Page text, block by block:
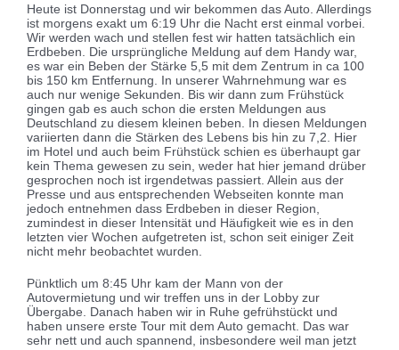
Heute ist Donnerstag und wir bekommen das Auto. Allerdings
ist morgens exakt um 6:19 Uhr die Nacht erst einmal vorbei.
Wir werden wach und stellen fest wir hatten tatsächlich ein
Erdbeben. Die ursprüngliche Meldung auf dem Handy war,
es war ein Beben der Stärke 5,5 mit dem Zentrum in ca 100
bis 150 km Entfernung. In unserer Wahrnehmung war es
auch nur wenige Sekunden. Bis wir dann zum Frühstück
gingen gab es auch schon die ersten Meldungen aus
Deutschland zu diesem kleinen beben. In diesen Meldungen
variierten dann die Stärken des Lebens bis hin zu 7,2. Hier
im Hotel und auch beim Frühstück schien es überhaupt gar
kein Thema gewesen zu sein, weder hat hier jemand drüber
gesprochen noch ist irgendetwas passiert. Allein aus der
Presse und aus entsprechenden Webseiten konnte man
jedoch entnehmen dass Erdbeben in dieser Region,
zumindest in dieser Intensität und Häufigkeit wie es in den
letzten vier Wochen aufgetreten ist, schon seit einiger Zeit
nicht mehr beobachtet wurden.
Pünktlich um 8:45 Uhr kam der Mann von der
Autovermietung und wir treffen uns in der Lobby zur
Übergabe. Danach haben wir in Ruhe gefrühstückt und
haben unsere erste Tour mit dem Auto gemacht. Das war
sehr nett und auch spannend, insbesondere weil man jetzt